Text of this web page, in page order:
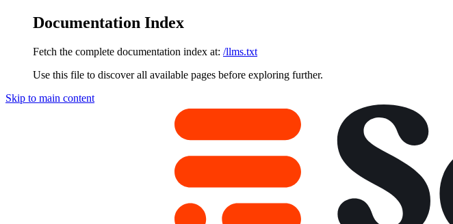
Documentation Index
Fetch the complete documentation index at: /llms.txt
Use this file to discover all available pages before exploring further.
Skip to main content